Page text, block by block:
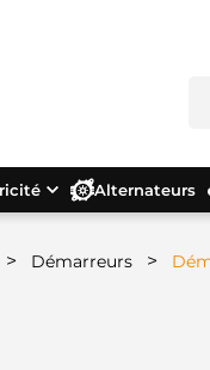
Alternateurs
> Démarreurs >